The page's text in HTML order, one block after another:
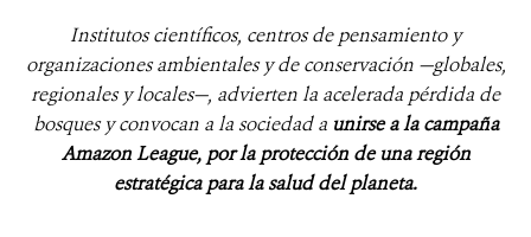
WCS VISUAL
PUBLICACIONES
ALIADOS Y ALIANZAS
COBERTURA EN MEDIOS DE COMUNICACIÓN
Institutos científicos, centros de pensamiento y
organizaciones ambientales y de conservación —globales,
regionales y locales—, advierten la acelerada pérdida de
bosques y convocan a la sociedad a unirse a la campaña
Amazon League, por la protección de una región
estratégica para la salud del planeta.